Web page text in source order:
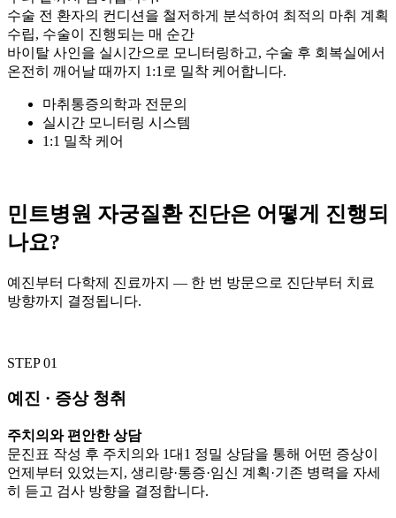
수술 전 환자의 컨디션을 철저하게 분석하여 최적의 마취 계획
수립, 수술이 진행되는 매 순간
바이탈 사인을 실시간으로 모니터링하고, 수술 후 회복실에서
온전히 깨어날 때까지 1:1로 밀착 케어합니다.
마취통증의학과 전문의
실시간 모니터링 시스템
1:1 밀착 케어
민트병원 자궁질환 진단은 어떻게 진행되
나요?
예진부터 다학제 진료까지 — 한 번 방문으로 진단부터 치료
방향까지 결정됩니다.
STEP 01
예진 · 증상 청취
주치의와 편안한 상담
문진표 작성 후 주치의와 1대1 정밀 상담을 통해 어떤 증상이
언제부터 있었는지, 생리량·통증·임신 계획·기존 병력을 자세
히 듣고 검사 방향을 결정합니다.